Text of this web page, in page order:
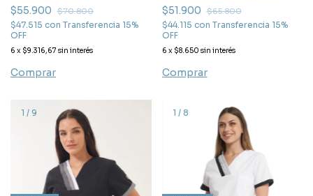
$55.900
$70.800
$47.515 con Transferencia 15%
OFF
6 x $9.316,67 sin interés
Comprar
$51.900
$65.800
$44.115 con Transferencia 15%
OFF
6 x $8.650 sin interés
Comprar
1 / 9 1 / 8